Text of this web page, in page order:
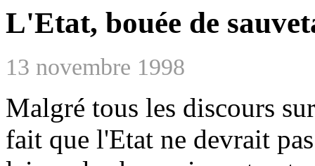
L'Etat, bouée de
13 novembre 1998
Malgré tous les discours
fait que l'Etat ne devrait